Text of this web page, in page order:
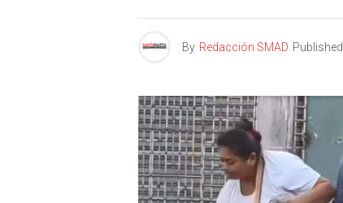
By Redacción SMAD Published